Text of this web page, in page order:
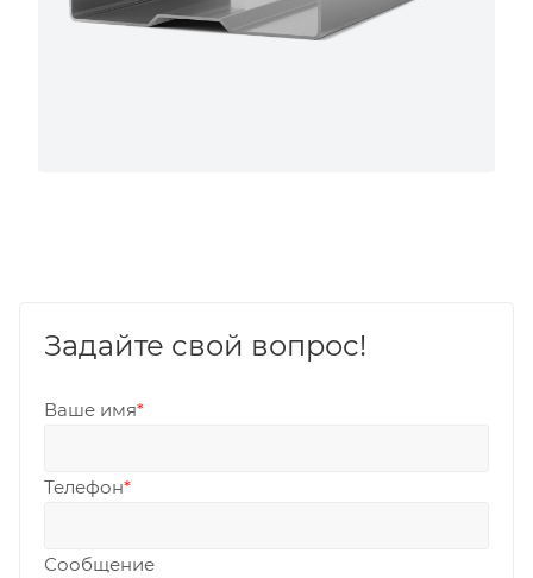
Задайте свой вопрос!
Ваше имя*
Телефон*
Сообщение